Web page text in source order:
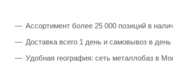
Ассортимент более 25 000 позиций в
Доставка всего 1 день и самовывоз в день
Удобная география: сеть металлобаз в